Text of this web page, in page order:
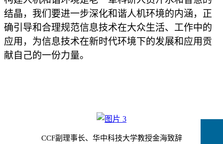
结晶，我们要进一步深化和谐人机环境的内涵， 正
确引导和合理规范信息技术在大众生活、工作中的
应用，为信息技术在新时代环境下的发展和应用贡
献自己的一份力量。
CCF副理事长、华中科技大学教授金海致辞